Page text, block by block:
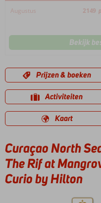
Augustus 2149
Bekijk
Prijzen & boeken
Activiteiten
Kaart
Curaçao North
The Rif at
Curio by Hilton